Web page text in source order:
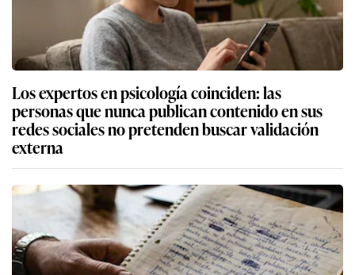
Los expertos en psicología coinciden: las
personas que nunca publican contenido en sus
redes sociales no pretenden buscar validación
externa